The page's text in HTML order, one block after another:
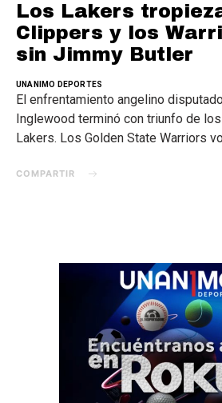
Los Lakers
Clippers y los
sin Jimmy Butler
UNANIMO DEPORTES
El enfrentamiento angelino
Inglewood terminó con triunfo de
Lakers. Los Golden State Warriors
COMPARTIR